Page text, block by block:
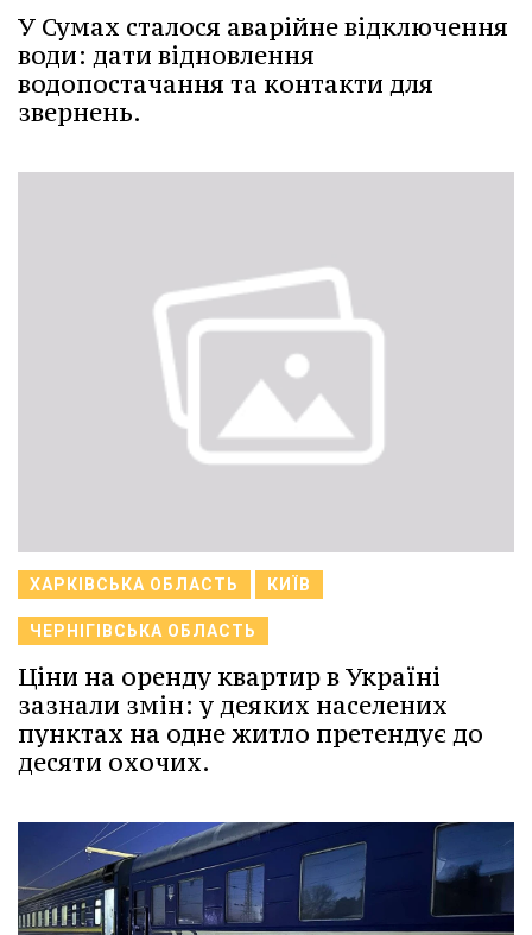
У Сумах сталося аварійне відключення
води: дати відновлення
водопостачання та контакти для
звернень.
ХАРКІВСЬКА ОБЛАСТЬ КИЇВ
ЧЕРНІГІВСЬКА ОБЛАСТЬ
Ціни на оренду квартир в Україні
зазнали змін: у деяких населених
пунктах на одне житло претендує до
десяти охочих.